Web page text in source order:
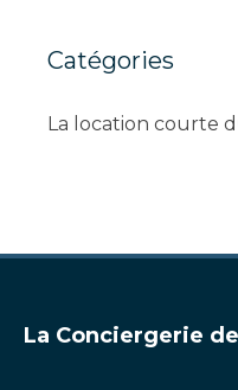
Catégories
La location courte
La Conciergerie